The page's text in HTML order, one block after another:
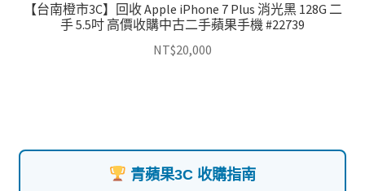
【台南橙市3C】回收 Apple iPhone 7 Plus 消光黑 128G 二
手 5.5吋 高價收購中古二手蘋果手機 #22739
NT$20,000
青蘋果3C 收購指南